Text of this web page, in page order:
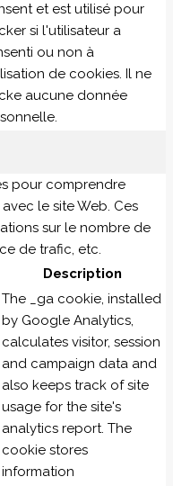
et est utilisé pour
si l'utilisateur a
ou non à
de cookies. Il ne
aucune donnée
pour comprendre
le site Web. Ces
sur le nombre de
de trafic, etc.
Description
The _ga cookie, installed
by Google Analytics,
calculates visitor, session
and campaign data and
also keeps track of site
usage for the site's
analytics report. The
cookie stores
information